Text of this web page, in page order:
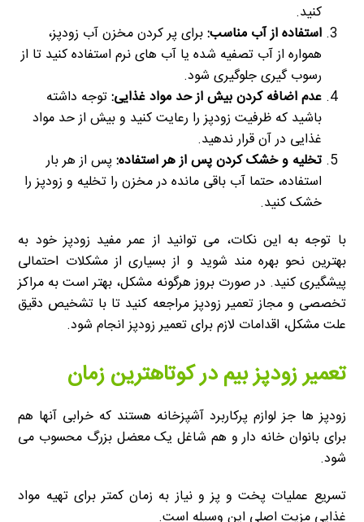
کنید.
استفاده از آب مناسب:برای پر کردن مخزن آب زودپز،
همواره از آب تصفیه شده یا آب های نرم استفاده کنید تا از
رسوب گیری جلوگیری شود.
عدم اضافه کردن بیش از حد مواد غذایی:توجه داشته
باشید که ظرفیت زودپز را رعایت کنید و بیش از حد مواد
غذایی در آن قرار ندهید.
تخلیه و خشک کردن پس از هر استفاده:پس از هر بار
استفاده، حتما آب باقی مانده در مخزن را تخلیه و زودپز را
خشک کنید.
با توجه به این نکات، می توانید از عمر مفید زودپز خود به
بهترین نحو بهره مند شوید و از بسیاری از مشکلات احتمالی
پیشگیری کنید. در صورت بروز هرگونه مشکل، بهتر است به مراکز
تخصصی و مجاز تعمیر زودپز مراجعه کنید تا با تشخیص دقیق
علت مشکل، اقدامات لازم برای تعمیر زودپز انجام شود.
تعمیر زودپز بیم در کوتاهترین زمان
زودپز ها جز لوازم پرکاربرد آشپزخانه هستند که خرابی آنها هم
برای بانوان خانه دار و هم شاغل یک معضل بزرگ محسوب می
شود.
تسریع عملیات پخت و پز و نیاز به زمان کمتر برای تهیه مواد
غذایی مزیت اصلی این وسیله است.